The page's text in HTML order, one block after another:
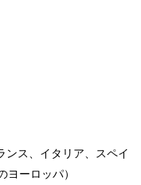
ス、イタリア、スペイ
ーロッパ）